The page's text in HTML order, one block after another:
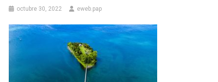
octubre 30, 2022 eweb.pap